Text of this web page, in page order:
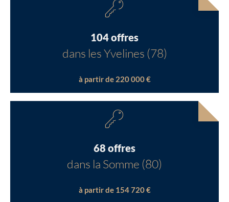
104 offres
dans les Yvelines (78)
à partir de 220 000 €
68 offres
dans la Somme (80)
à partir de 154 720 €